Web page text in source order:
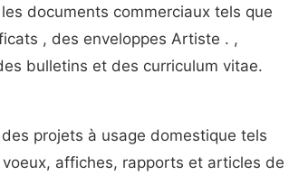
documents commerciaux tels que
, des enveloppes Artiste . ,
bulletins et des curriculum vitae.
projets à usage domestique tels
affiches, rapports et articles de